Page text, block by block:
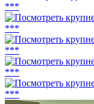
***
***
***
***
***